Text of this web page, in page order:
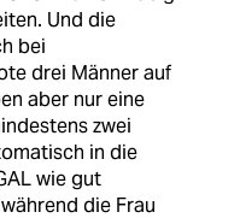
Und die
bei
drei Männer auf
aber nur eine
zwei
in die
wie gut
die Frau